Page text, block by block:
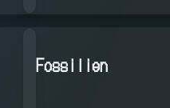
Fossilien